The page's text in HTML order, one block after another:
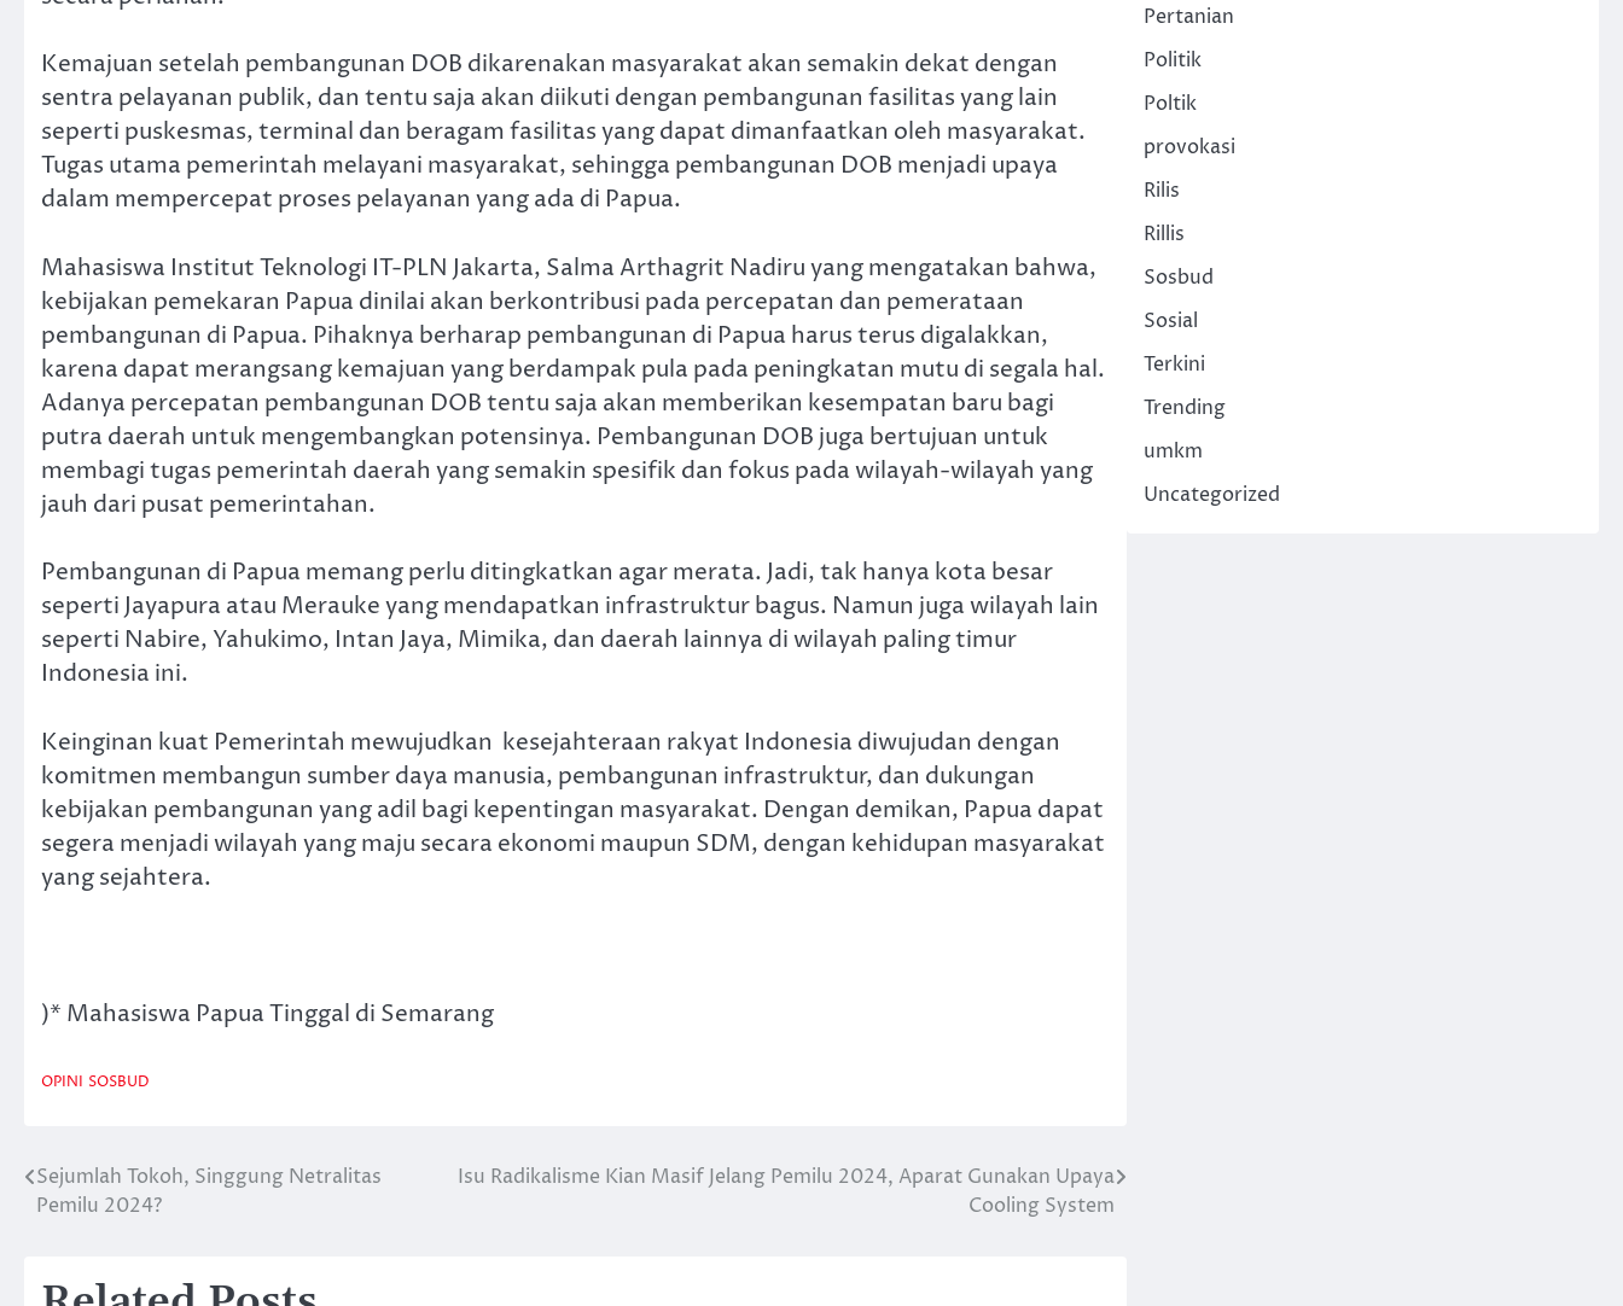
Kemajuan setelah pembangunan DOB dikarenakan masyarakat akan semakin dekat dengan
sentra pelayanan publik, dan tentu saja akan diikuti dengan pembangunan fasilitas yang lain
seperti puskesmas, terminal dan beragam fasilitas yang dapat dimanfaatkan oleh masyarakat.
Tugas utama pemerintah melayani masyarakat, sehingga pembangunan DOB menjadi upaya
dalam mempercepat proses pelayanan yang ada di Papua.
Mahasiswa Institut Teknologi IT-PLN Jakarta, Salma Arthagrit Nadiru yang mengatakan bahwa,
kebijakan pemekaran Papua dinilai akan berkontribusi pada percepatan dan pemerataan
pembangunan di Papua. Pihaknya berharap pembangunan di Papua harus terus digalakkan,
karena dapat merangsang kemajuan yang berdampak pula pada peningkatan mutu di segala hal.
Adanya percepatan pembangunan DOB tentu saja akan memberikan kesempatan baru bagi
putra daerah untuk mengembangkan potensinya. Pembangunan DOB juga bertujuan untuk
membagi tugas pemerintah daerah yang semakin spesifik dan fokus pada wilayah-wilayah yang
jauh dari pusat pemerintahan.
Pembangunan di Papua memang perlu ditingkatkan agar merata. Jadi, tak hanya kota besar
seperti Jayapura atau Merauke yang mendapatkan infrastruktur bagus. Namun juga wilayah lain
seperti Nabire, Yahukimo, Intan Jaya, Mimika, dan daerah lainnya di wilayah paling timur
Indonesia ini.
Keinginan kuat Pemerintah mewujudkan kesejahteraan rakyat Indonesia diwujudan dengan
komitmen membangun sumber daya manusia, pembangunan infrastruktur, dan dukungan
kebijakan pembangunan yang adil bagi kepentingan masyarakat. Dengan demikan, Papua dapat
segera menjadi wilayah yang maju secara ekonomi maupun SDM, dengan kehidupan masyarakat
yang sejahtera.
)* Mahasiswa Papua Tinggal di Semarang
OPINI SOSBUD
Post
Sejumlah Tokoh, Singgung Netralitas
Pemilu 2024?
Isu Radikalisme Kian Masif Jelang Pemilu 2024, Aparat Gunakan Upaya
Cooling System
Pertanian
Politik
Poltik
provokasi
Rilis
Rillis
Sosbud
Sosial
Terkini
Trending
umkm
Uncategorized